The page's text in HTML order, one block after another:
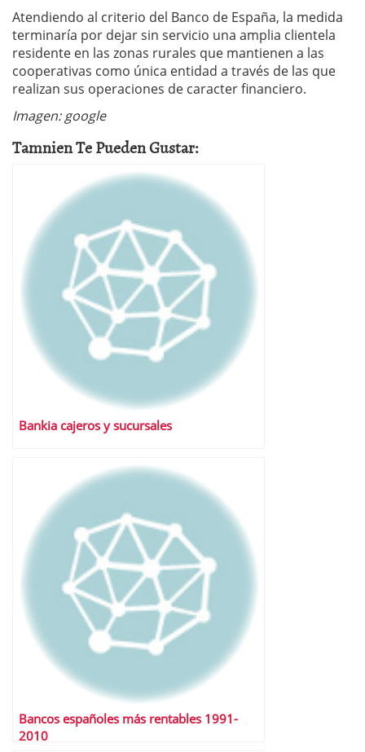
Atendiendo al criterio del Banco de España, la medida
terminaría por dejar sin servicio una amplia clientela
residente en las zonas rurales que mantienen a las
cooperativas como única entidad a través de las que
realizan sus operaciones de caracter financiero.
Imagen: google
Tamnien Te Pueden Gustar:
Bankia cajeros y sucursales
Bancos españoles más rentables 1991-
2010